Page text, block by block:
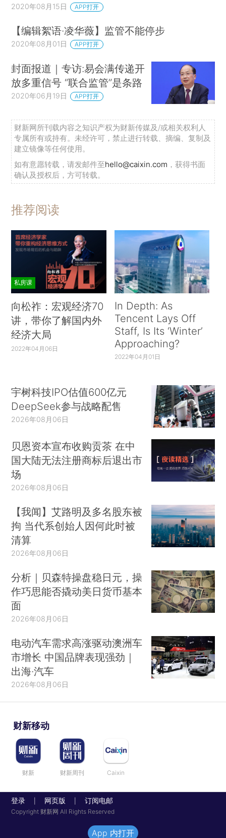
2020年08月15日 APP打开
【编辑絮语·凌华薇】监管不能停步
2020年08月01日 APP打开
封面报道｜专访:易会满传递开
放多重信号 “联合监管”是条路
2020年06月19日 APP打开
财新网所刊载内容之知识产权为财新传媒及/或相关权利人
专属所有或持有。未经许可，禁止进行转载、摘编、复制及
建立镜像等任何使用。
如有意愿转载，请发邮件至hello@caixin.com ，获得书面
确认及授权后，方可转载。
推荐阅读
私房课
向松祚：宏观经济70
讲，带你了解国内外
经济大局
2022年04月06日
In Depth: As
Tencent Lays Off
Staff, Is Its ‘Winter’
Approaching?
2022年04月01日
宇树科技IPO估值600亿元
DeepSeek参与战略配售
2026年08月06日
贝恩资本宣布收购贡茶 在中
国大陆无法注册商标后退出市
场
2026年08月06日
【我闻】艾路明及多名股东被
拘 当代系创始人因何此时被
清算
2026年08月06日
分析｜贝森特操盘稳日元，操
作巧思能否撬动美日货币基本
面
2026年08月06日
电动汽车需求高涨驱动澳洲车
市增长 中国品牌表现强劲｜
出海·汽车
2026年08月06日
财新移动
财新 财新周刊 Caixin
登录 网页版 订阅电邮
Copyright 财新网 All Rights Reserved
App 内打开